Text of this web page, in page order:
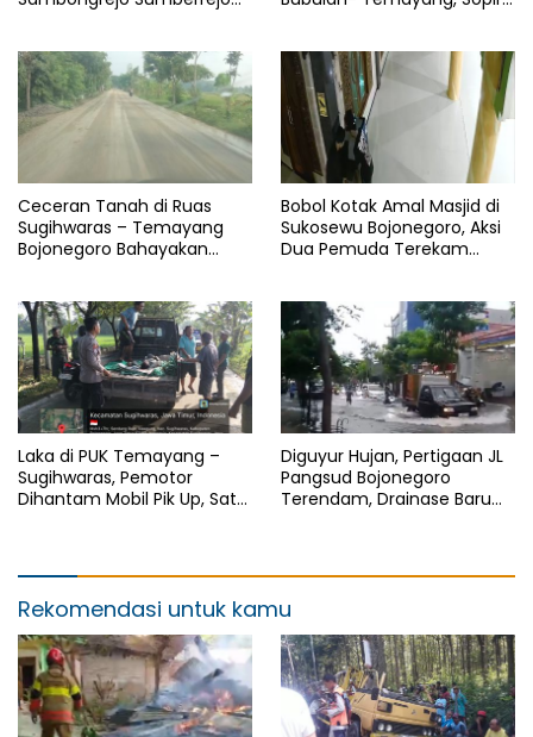
Ceceran Tanah di Ruas
Sugihwaras – Temayang
Bojonegoro Bahayakan
Bobol Kotak Amal Masjid di
Sukosewu Bojonegoro, Aksi
Dua Pemuda Terekam
Laka di PUK Temayang –
Sugihwaras, Pemotor
Dihantam Mobil Pik Up, Satu
Diguyur Hujan, Pertigaan JL
Pangsud Bojonegoro
Terendam, Drainase Baru
Rekomendasi untuk kamu